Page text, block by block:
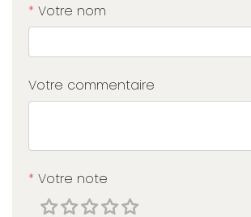
* Votre nom
Votre commentaire
* Votre note